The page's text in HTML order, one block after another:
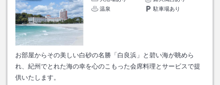
温泉
駐車場あり
お部屋からその美しい白砂の名勝「白良浜」と碧い海が眺めら
れ、紀州でとれた海の幸を心のこもった会席料理とサービスで提
供いたします。